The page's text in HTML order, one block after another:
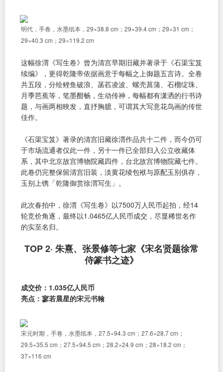
明代，手卷，水墨纸本，29×38.8 cm；29×39.4 cm；29×31 cm；
29×40.3 cm；29×119.2 cm
这幅徐渭《写生卷》曾为清宫早期旧藏并著录于《石渠宝笈
续编》，更得乾隆帝依据画意于每幅之上御题五言诗。全卷
共五段，分绘鲤鱼破浪、菡萏凌波、螺壳菖蒲、石榴绽珠、
月季芭蕉等，笔墨酣畅，生动传神，每幅都有潇洒的行书诗
题，与画两相映发，直抒胸臆，可谓其大写意花鸟画的传世
佳作。
《石渠宝笈》著录的清宫旧藏徐渭作品共十二件，而今仍可
于市场流通者仅此一件，另十一件已全部归入公立收藏体
系，其中北京故宫博物院藏四件，台北故宫博物院藏七件。
此卷仍完整保留清宫旧装，淡黄花绫包袱与原配玉别俱存，
玉别上镌「乾隆御赏徐渭写生」。
此次春拍中，徐渭《写生卷》以7500万人民币起拍，经14
轮竞价角逐，最终以1.0465亿人民币成交，尽显稀世名作
的实至名归。
TOP 2· 朱熹、张景修等七家《宋名贤题徐常
侍篆书之迹》
成交价：1.035亿人民币
亮点：寥若晨星的宋元书翰
宋元时期，手卷，水墨纸本，27.5×94.3 cm；27.6×28.7 cm；
29.5×35.5 cm；27.5×94.5 cm；28.2×24.9 cm；28×18.2 cm；
37×116 cm